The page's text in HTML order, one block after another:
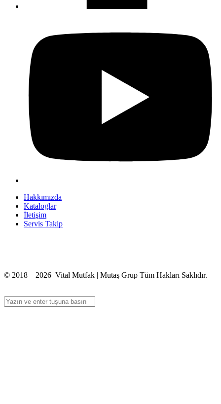
Hakkımızda
Kataloglar
İletişim
Servis Takip
© 2018 – 2026 Vital Mutfak | Mutaş Grup Tüm Hakları Saklıdır.